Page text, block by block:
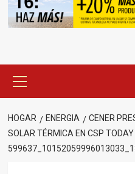
principal
HOGAR ENERGIA
CENER
SOLAR TÉRMICA EN CSP